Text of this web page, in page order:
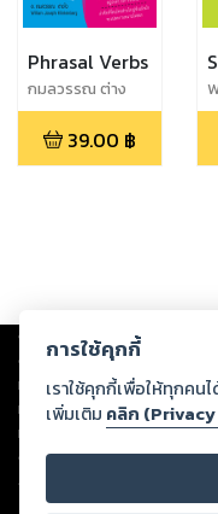
Phrasal Verbs
กมลวรรณ ต่าง
ใจ,William Joseph
Klinkenberg
39.00 ฿
Copyright © 2026
ต่อผลงานหรือเนื้อหาใดที่อัปโห
ทรัพย์สินทางปัญญาของบุคคล
ทุกท่านโปรดใช้วิจารณญาณใน
หนึ่งส่วนใดขัดต่อกฎหมายและศี
ดำเนินการในทันที ทั้งนี้ ทาง
ลิขสิทธิ์ พ.ศ. 2537 (ฉบับล่าสุด)
การใช้คุกกี้
เราใช้คุกกี้เพื่อให้ทุกค
เพิ่มเติม คลิก